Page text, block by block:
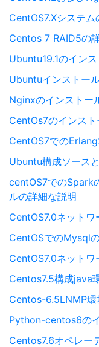
CentOS7.Xシステ
Centos 7 RAID5の
Ubuntu19.1のイン
Ubuntuインストー
Nginxのインストー
CentOs7のインス
CentOS7での
Ubuntu構成ソース
centOS7でのSpark
ルの詳細な説明
CentOS7.0ネットワ
CentOSでのMysql
CentOS7.0ネットワ
Centos7.5構成java
Centos-6.5LNMP環
Python-centos6の
Centos7.6オペレー